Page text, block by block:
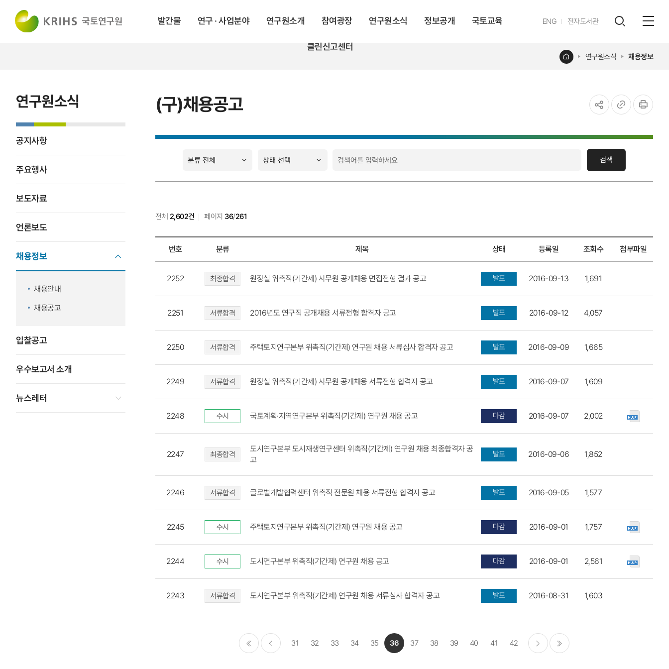
발간물 연구 · 사업분야 연구원소개 참여광장 연구원소식 정보공개 국토교육
클린신고센터
ENG영문전자도서관
레이어
(구)채용공고
홈 연구원소식 채용정보
연구원소식
공지사항
주요행사
보도자료
언론보도
채용정보
채용안내
채용공고
입찰공고
우수보고서 소개
뉴스레터
검색
전체 2,602건 페이지 36/261
채용공고
번호,
상태,
등록일,
첨부파일
번호 분류 제목 상태 등록일 조회수 첨부파일
2252 최종합격 원장실 위촉직(기간제) 사무원 공개채용 면접전형 결과 공고 발표 2016-09-13 1,691
2251 서류합격 2016년도 연구직 공개채용 서류전형 합격자 공고 발표 2016-09-12 4,057
2250 서류합격 주택토지연구본부 위촉직(기간제) 연구원 채용 서류심사 합격자 공고 발표 2016-09-09 1,665
2249 서류합격 원장실 위촉직(기간제) 사무원 공개채용 서류전형 합격자 공고 발표 2016-09-07 1,609
2248 수시 국토계획·지역연구본부 위촉직(기간제) 연구원 채용 공고 마감 2016-09-07 2,002
2247 최종합격
도시연구본부 도시재생연구센터 위촉직(기간제) 연구원 채용 최종합격자 공
고
발표 2016-09-06 1,852
2246 서류합격 글로벌개발협력센터 위촉직 전문원 채용 서류전형 합격자 공고 발표 2016-09-05 1,577
2245 수시 주택토지연구본부 위촉직(기간제) 연구원 채용 공고 마감 2016-09-01 1,757
2244 수시 도시연구본부 위촉직(기간제) 연구원 채용 공고 마감 2016-09-01 2,561
2243 서류합격 도시연구본부 위촉직(기간제) 연구원 채용 서류심사 합격자 공고 발표 2016-08-31 1,603
31 32 33 34 35 36 37 38 39 40 41 42